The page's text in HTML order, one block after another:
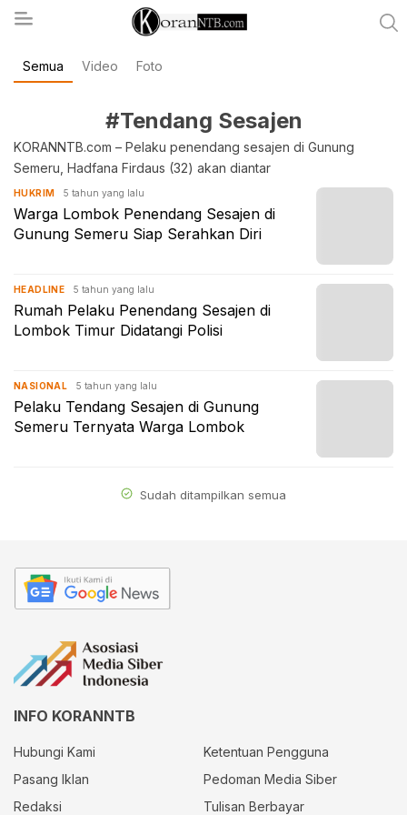
koranntb.com
Semua Video Foto
#Tendang Sesajen
KORANNTB.com – Pelaku penendang sesajen di Gunung
Semeru, Hadfana Firdaus (32) akan diantar
HUKRIM 5 tahun yang lalu
Warga Lombok Penendang Sesajen di
Gunung Semeru Siap Serahkan Diri
HEADLINE 5 tahun yang lalu
Rumah Pelaku Penendang Sesajen di
Lombok Timur Didatangi Polisi
NASIONAL 5 tahun yang lalu
Pelaku Tendang Sesajen di Gunung
Semeru Ternyata Warga Lombok
Sudah ditampilkan semua
INFO KORANNTB
Hubungi Kami
Ketentuan Pengguna
Pasang Iklan
Pedoman Media Siber
Redaksi
Tulisan Berbayar